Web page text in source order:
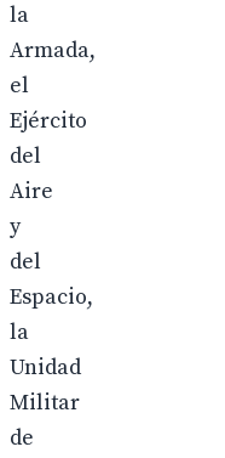
la
Armada,
el
Ejército
del
Aire
y
del
Espacio,
la
Unidad
Militar
de